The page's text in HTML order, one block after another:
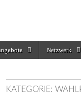
Netzwerk
KATEGORIE: